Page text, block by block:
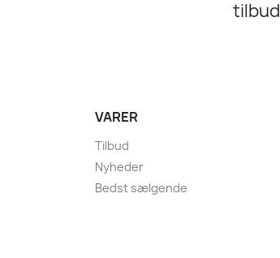
tilbud
VARER
Tilbud
Nyheder
Bedst sælgende